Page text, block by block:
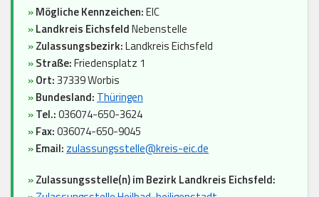
»Mögliche Kennzeichen:EIC
»Landkreis EichsfeldNebenstelle
»Zulassungsbezirk:Landkreis Eichsfeld
»Straße:Friedensplatz 1
»Ort:37339 Worbis
»Bundesland: Thüringen
»Tel.:036074-650-3624
»Fax:036074-650-9045
»Email: zulassungsstelle@kreis-eic.de
»Zulassungsstelle(n) im Bezirk Landkreis Eichsfeld: